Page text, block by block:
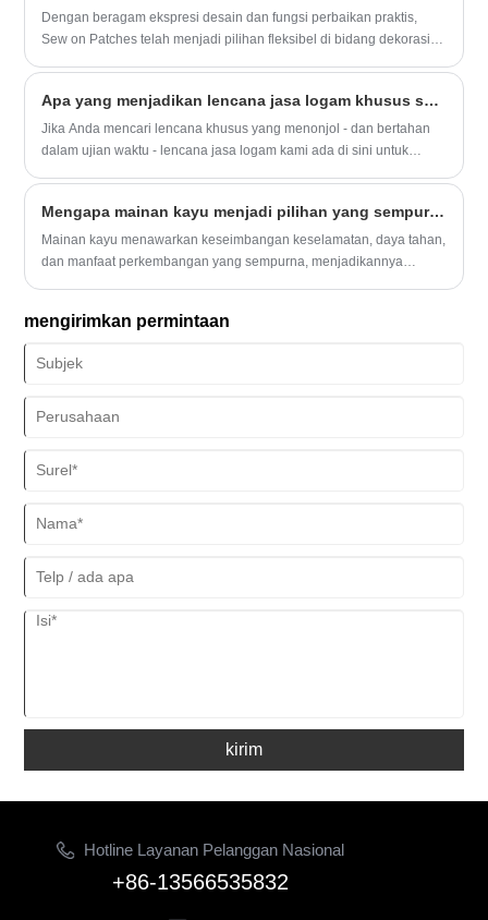
Dengan beragam ekspresi desain dan fungsi perbaikan praktis,
Sew on Patches telah menjadi pilihan fleksibel di bidang dekorasi
menambah gaya unik pada pakaian dan aksesori, tetapi juga
memperpanjang masa pakai barang dan memuaskan kepribadian
orang. Kebutuhan ganda yaitu kimiaisasi dan kepraktisan.
Apa yang menjadikan lencana jasa logam khusus sebagai solusi ideal untuk kebutuhan penghargaan Anda?
Jika Anda mencari lencana khusus yang menonjol - dan bertahan
dalam ujian waktu - lencana jasa logam kami ada di sini untuk
Mengapa mainan kayu menjadi pilihan yang sempurna untuk anak -anak?
Mainan kayu menawarkan keseimbangan keselamatan, daya tahan,
dan manfaat perkembangan yang sempurna, menjadikannya
terus menonjol sebagai alternatif yang unggul dari mainan plastik.
mengirimkan permintaan
kirim
Hotline Layanan Pelanggan Nasional
+86-13566535832